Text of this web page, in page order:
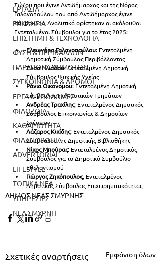
ΕΡΓΑΣΙΑ
ΕΚΚΛΗΣΙΑ
ΕΠΙΣΤΗΜΗ & ΤΕΧΝΟΛΟΓΙΑ
ΦΥΣΗ & ΠΕΡΙΒΑΛΛΟΝ
ΠΑΡΑΠΟΝΑ ΔΗΜΟΤΩΝ
ΣΥΓΚΟΙΝΩΝΙΑ & ΔΡΟΜΟΙ
ΕΡΓΑ & ΥΠΟΔΟΜΕΣ
ΦΙΛΟΖΩΙΑ
ΚΑΘΑΡΙΟΤΗΤΑ
ΦΙΛΑΝΘΡΩΠΙΑ
ADVERTORIAL
LIFESTYLE
ΤΟΠΙΚΑ ΝΕΑ
ΥΠΗΡΕΣΙΕΣ
ΝΕΑ ΣΜΥΡΝΗ
Σώζου που έγινε Αντιδήμαρχος και της Νόρας
Γαλανοπούλου που από Αντιδήμαρχος έγινε
σύμβουλος. Αναλυτικά ορίστηκαν οι ακόλουθοι
Εντεταλμένοι Σύμβουλοι για το έτος 2025:
Ελεωνόρα Γαλανοπούλου: Εντεταλμένη
Δημοτική Σύμβουλος Περιβάλλοντος
Έλσα Ηλιάδου: Εντεταλμένη Δημοτική
Σύμβουλος Ψυχικής Υγείας
Ράνια Οικονόμου: Εντεταλμένη Δημοτική
Σύμβουλος Πολιτιστικών Τμημάτων
Ανδρέας Τραχίλης: Εντεταλμένος Δημοτικός
Σύμβουλος Επικοινωνίας & Δημοσίων
Σχέσεων
Λάζαρος Κικίδης: Εντεταλμένος Δημοτικός
Σύμβουλος της Δημοτικής Βιβλιοθήκης
Νίκος Μπούρας: Εντεταλμένος Δημοτικός
Σύμβουλος για το Δημοτικό Συμβούλιο
Εθελοντισμού
Γιώργος Ζηκόπουλος, Εντεταλμένος
Δημοτικός Σύμβουλος Επιχειρηματικότητας
ΔΗΜΟΣ ΝΕΑΣ ΣΜΥΡΝΗΣ
Σχετικές αναρτήσεις Εμφάνιση όλων